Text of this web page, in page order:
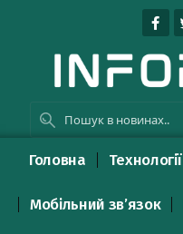
Головна Технології
Мобільний зв’язок